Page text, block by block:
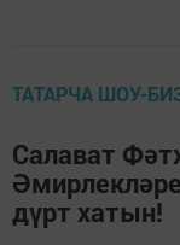
ТАТАРЧА ШОУ-
Салават
дүрт хатын!